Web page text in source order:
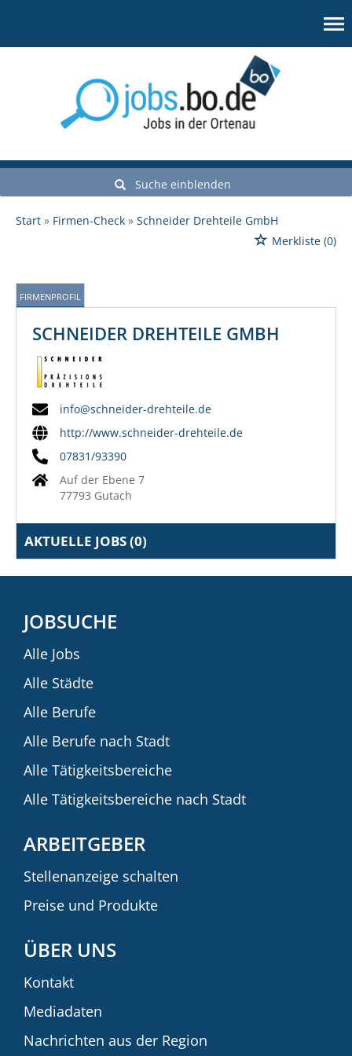
Suche einblenden
Start Firmen-Check
Schneider Drehteile GmbH
Merkliste (0)
FIRMENPROFIL
SCHNEIDER DREHTEILE GMBH
info@schneider-drehteile.de
http://www.schneider-drehteile.de
07831/93390
Auf der Ebene 7
77793 Gutach
AKTUELLE JOBS (0)
JOBSUCHE
Alle Jobs
Alle Städte
Alle Berufe
Alle Berufe nach Stadt
Alle Tätigkeitsbereiche
Alle Tätigkeitsbereiche nach Stadt
ARBEITGEBER
Stellenanzeige schalten
Preise und Produkte
ÜBER UNS
Kontakt
Mediadaten
Nachrichten aus der Region